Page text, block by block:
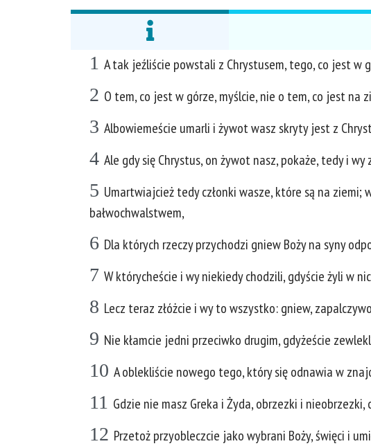
1 A tak jeźliście powstali z Chrystusem, tego, co jest w
2 O tem, co jest w górze, myślcie, nie o tem, co jest na
3 Albowiemeście umarli i żywot wasz skryty jest z
4 Ale gdy się Chrystus, on żywot nasz, pokaże, tedy i
5 Umartwiajcież tedy członki wasze, które są na
bałwochwalstwem,
6 Dla których rzeczy przychodzi gniew Boży na syny
7 W którycheście i wy niekiedy chodzili, gdyście żyli w
8 Lecz teraz złóżcie i wy to wszystko: gniew,
9 Nie kłamcie jedni przeciwko drugim, gdyżeście
10 A oblekliście nowego tego, który się odnawia w
11 Gdzie nie masz Greka i Żyda, obrzezki i
12 Przetoż przyobleczcie jako wybrani Boży, święci i